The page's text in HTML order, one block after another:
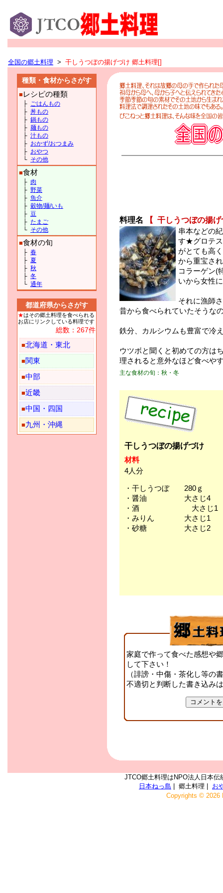
全国の郷土料理 > 干しうつぼの揚げづけ 郷土料理[]
種類・食材からさがす
■ レシピの種類
├ ごはんもの
├ 丼もの
├ 鍋もの
├ 麺もの
├ 汁もの
├ おかず/おつまみ
├ おやつ
└ その他
■食材
├ 肉
├ 野菜
├ 魚介
├ 穀物/麺/いも
├ 豆
├ たまご
└ その他
■食材の旬
├ 春
├ 夏
├ 秋
├ 冬
└ 通年
都道府県からさがす
★はその郷土料理を食べられる
お店にリンクしている料理です
総数：267件
■北海道・東北
■関東
■中部
■近畿
■中国・四国
■九州・沖縄
料理名 【 干しうつぼの揚げ
串本などの
す★グロテス
がとても高
から重宝さ
コラーゲン(
いから女性
それに漁師
昔から食べられていたそうな
鉄分、カルシウムも豊富で冷
ウツボと聞くと初めての方は
理されると意外なほど食べや
主な食材の旬：秋・冬
干しうつぼの揚げづけ
材料
4人分
・干しうつぼ 280ｇ
・醤油 大さじ4
・酒 大さじ1
・みりん 大さじ1
・砂糖 大さじ2
家庭で作って食べた感想や
して下さい！
（誹謗・中傷・茶化し等の
不適切と判断した書き込み
JTCO郷土料理はNPO法人日本
日本ねっ島 | 郷土料理 | お
Copyrights © 2026